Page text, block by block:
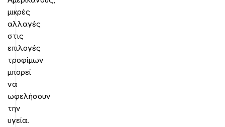
μικρές
αλλαγές
στις
επιλογές
τροφίμων
μπορεί
να
ωφελήσουν
την
υγεία.